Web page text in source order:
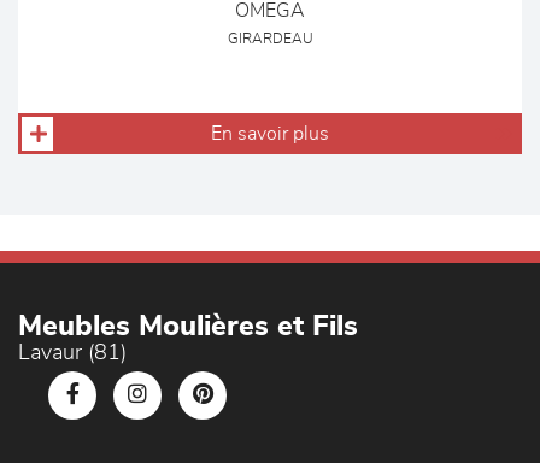
OMEGA
GIRARDEAU
En savoir plus
Meubles Moulières et Fils
Lavaur (81)